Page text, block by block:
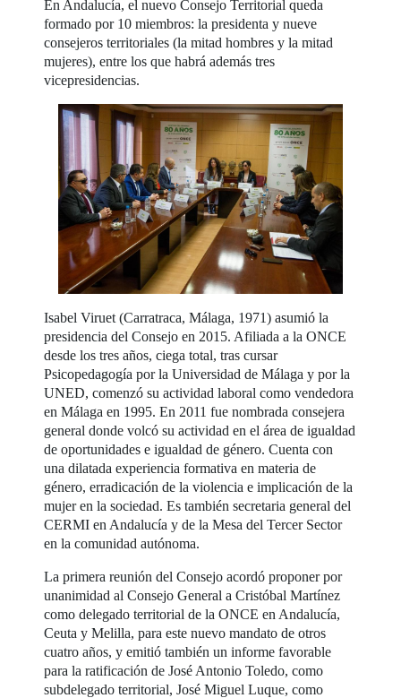
En Andalucía, el nuevo Consejo Territorial queda
formado por 10 miembros: la presidenta y nueve
consejeros territoriales (la mitad hombres y la mitad
mujeres), entre los que habrá además tres
vicepresidencias.
Isabel Viruet (Carratraca, Málaga, 1971) asumió la
presidencia del Consejo en 2015. Afiliada a la ONCE
desde los tres años, ciega total, tras cursar
Psicopedagogía por la Universidad de Málaga y por la
UNED, comenzó su actividad laboral como vendedora
en Málaga en 1995. En 2011 fue nombrada consejera
general donde volcó su actividad en el área de igualdad
de oportunidades e igualdad de género. Cuenta con
una dilatada experiencia formativa en materia de
género, erradicación de la violencia e implicación de la
mujer en la sociedad. Es también secretaria general del
CERMI en Andalucía y de la Mesa del Tercer Sector
en la comunidad autónoma.
La primera reunión del Consejo acordó proponer por
unanimidad al Consejo General a Cristóbal Martínez
como delegado territorial de la ONCE en Andalucía,
Ceuta y Melilla, para este nuevo mandato de otros
cuatro años, y emitió también un informe favorable
para la ratificación de José Antonio Toledo, como
subdelegado territorial, José Miguel Luque, como